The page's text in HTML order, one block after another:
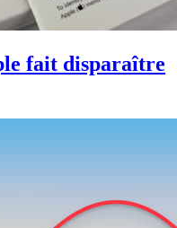
fait disparaître